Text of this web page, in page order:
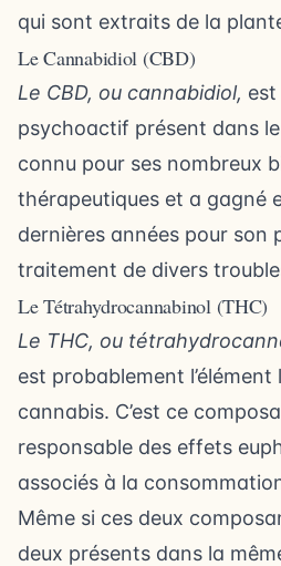
qui sont extraits de la
Le Cannabidiol (CBD)
Le CBD, ou cannabidiol,
psychoactif présent dans
connu pour ses nombreux
thérapeutiques et a gagné
dernières années pour son
traitement de divers
Le Tétrahydrocannabinol (THC)
Le THC, ou
est probablement l’élément
cannabis. C’est ce
responsable des effets
associés à la
Même si ces deux
deux présents dans la